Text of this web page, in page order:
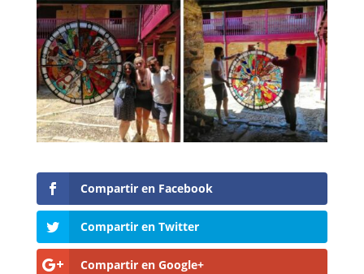
Compartir en Facebook
Compartir en Twitter
Compartir en Google+